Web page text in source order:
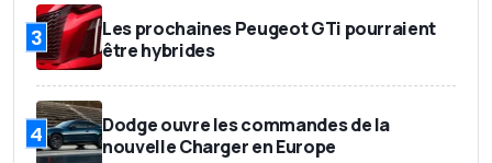
3
Les prochaines Peugeot GTi pourraient
être hybrides
4
Dodge ouvre les commandes de la
nouvelle Charger en Europe